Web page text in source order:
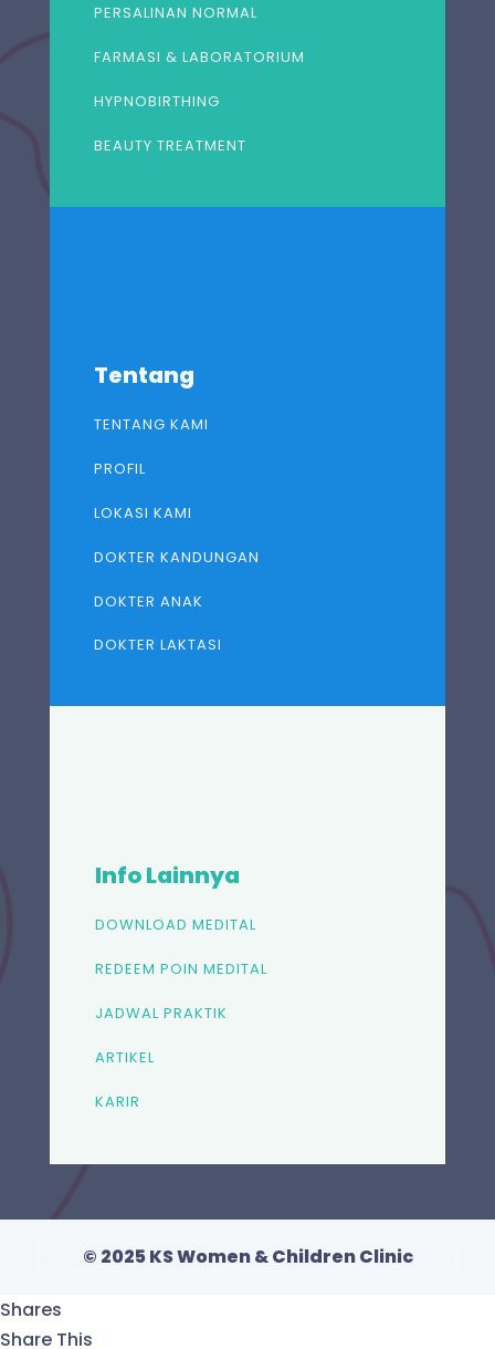
PERSALINAN NORMAL
FARMASI & LABORATORIUM
HYPNOBIRTHING
BEAUTY TREATMENT
Tentang
TENTANG KAMI
PROFIL
LOKASI KAMI
DOKTER KANDUNGAN
DOKTER ANAK
DOKTER LAKTASI
Info Lainnya
DOWNLOAD MEDITAL
REDEEM POIN MEDITAL
JADWAL PRAKTIK
ARTIKEL
KARIR
© 2025 KS Women & Children Clinic
Shares
Share This